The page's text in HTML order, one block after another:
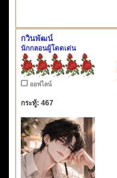
กวินพัฒน์
นักกลอนผู้โดดเด่น
ออฟไลน์
กระทู้: 467